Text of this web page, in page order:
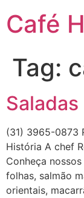
Café
Tag:
(31) 3965-0873
História A chef
Conheça
folhas, salmão
orientais,